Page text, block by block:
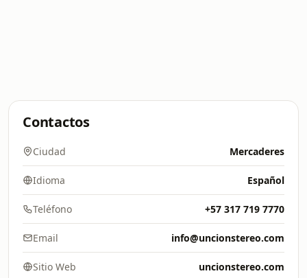
Contactos
Ciudad Mercaderes
Idioma Español
Teléfono +57 317 719 7770
Email info@uncionstereo.com
Sitio Web uncionstereo.com